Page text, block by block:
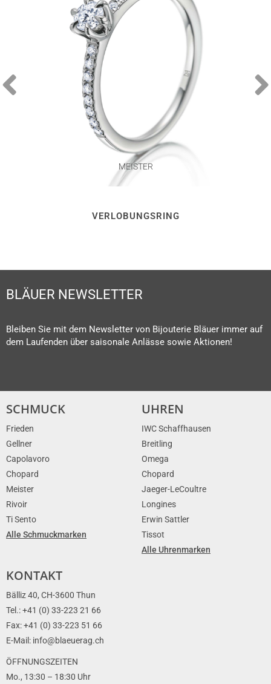
MEISTER
VERLOBUNGSRING
BLÄUER NEWSLETTER
Bleiben Sie mit dem Newsletter von Bijouterie Bläuer immer auf
dem Laufenden über saisonale Anlässe sowie Aktionen!
SCHMUCK
Frieden
Gellner
Capolavoro
Chopard
Meister
Rivoir
Ti Sento
Alle Schmuckmarken
UHREN
IWC Schaffhausen
Breitling
Omega
Chopard
Jaeger-LeCoultre
Longines
Erwin Sattler
Tissot
Alle Uhrenmarken
KONTAKT
Bälliz 40, CH-3600 Thun
Tel.: +41 (0) 33-223 21 66
Fax: +41 (0) 33-223 51 66
E-Mail: info@blaeuerag.ch
ÖFFNUNGSZEITEN
Mo., 13:30 – 18:30 Uhr